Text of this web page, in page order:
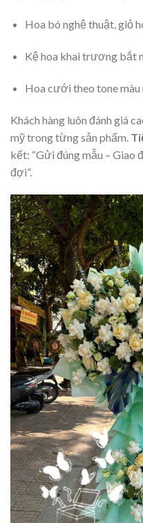
Hoa bó nghệ thuật, giỏ
Kệ hoa khai trương bắt
Hoa cưới theo tone
Khách hàng luôn đánh giá
mỹ trong từng sản phẩm.
kết: “Gửi đúng mẫu – Giao
đợi”.